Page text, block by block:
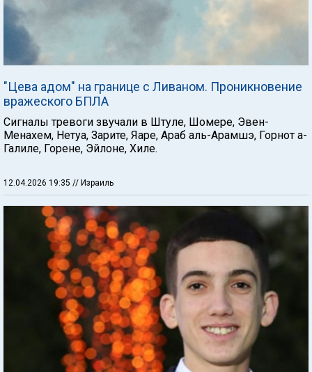
"Цева адом" на границе с Ливаном. Проникновение
вражеского БПЛА
Сигналы тревоги звучали в Штуле, Шомере, Эвен-
Менахем, Нетуа, Зарите, Яаре, Араб аль-Арамшэ, Горнот а-
Галиле, Горене, Эйлоне, Хиле.
12.04.2026 19:35 // Израиль